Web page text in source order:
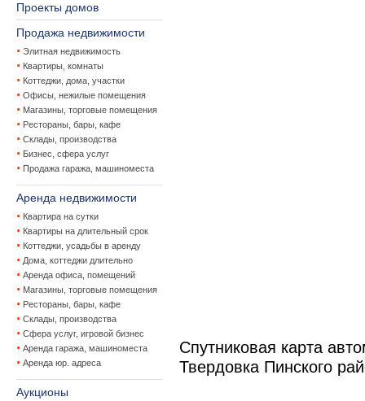
Проекты домов
Продажа недвижимости
Элитная недвижимость
Квартиры, комнаты
Коттеджи, дома, участки
Офисы, нежилые помещения
Магазины, торговые помещения
Рестораны, бары, кафе
Склады, производства
Бизнес, сфера услуг
Продажа гаража, машиноместа
Аренда недвижимости
Квартира на сутки
Квартиры на длительный срок
Коттеджи, усадьбы в аренду
Дома, коттеджи длительно
Аренда офиса, помещений
Магазины, торговые помещения
Рестораны, бары, кафе
Склады, производства
Сфера услуг, игровой бизнес
Аренда гаража, машиноместа
Аренда юр. адреса
Аукционы
Спутниковая карта
Твердовка Пинского